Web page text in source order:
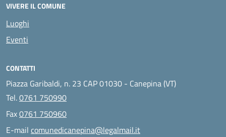
VIVERE IL COMUNE
Luoghi
Eventi
CONTATTI
Piazza Garibaldi, n. 23 CAP 01030 - Canepina (VT)
Tel.0761 750990
Fax0761 750960
E-mail comunedicanepina@legalmail.it